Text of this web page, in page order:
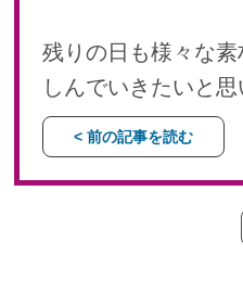
残りの日も様々な
しんでいきたいと
< 前の記事を読む